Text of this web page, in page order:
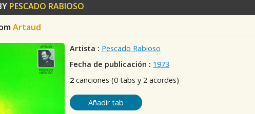
PESCADO RABIOSO
Artaud
Artista : Pescado Rabioso
Fecha de publicación : 1973
2 canciones (0 tabs y 2 acordes)
Añadir tab